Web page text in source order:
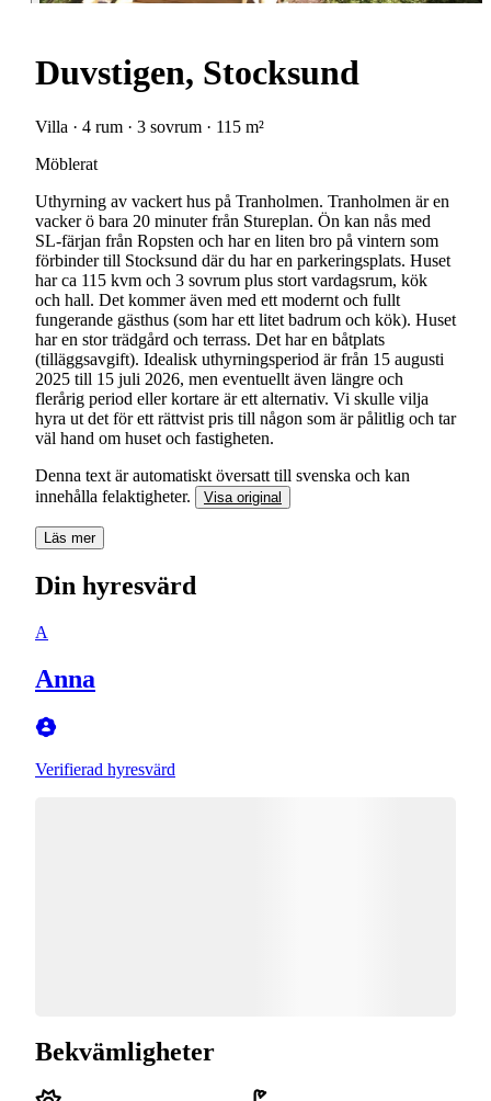
Duvstigen, Stocksund
Villa · 4 rum · 3 sovrum · 115 m²
Möblerat
Uthyrning av vackert hus på Tranholmen. Tranholmen är en
vacker ö bara 20 minuter från Stureplan. Ön kan nås med
SL-färjan från Ropsten och har en liten bro på vintern som
förbinder till Stocksund där du har en parkeringsplats. Huset
har ca 115 kvm och 3 sovrum plus stort vardagsrum, kök
och hall. Det kommer även med ett modernt och fullt
fungerande gästhus (som har ett litet badrum och kök). Huset
har en stor trädgård och terrass. Det har en båtplats
(tilläggsavgift). Idealisk uthyrningsperiod är från 15 augusti
2025 till 15 juli 2026, men eventuellt även längre och
flerårig period eller kortare är ett alternativ. Vi skulle vilja
hyra ut det för ett rättvist pris till någon som är pålitlig och tar
väl hand om huset och fastigheten.
Denna text är automatiskt översatt till svenska och kan
innehålla felaktigheter.
Visa original
Läs mer
Din hyresvärd
A
Anna
Verifierad hyresvärd
Bekvämligheter